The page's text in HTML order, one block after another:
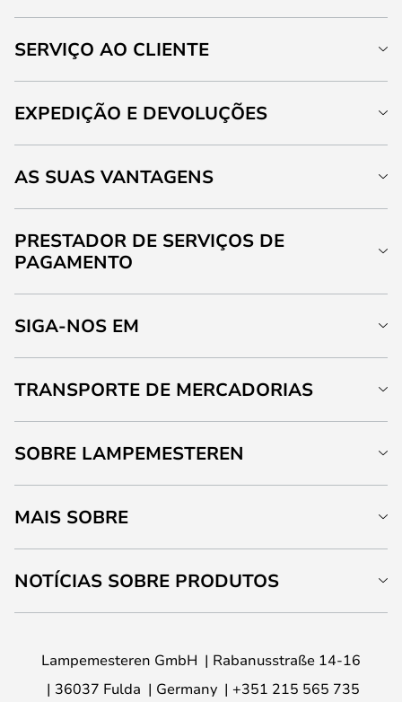
SERVIÇO AO CLIENTE
EXPEDIÇÃO E DEVOLUÇÕES
AS SUAS VANTAGENS
PRESTADOR DE SERVIÇOS DE
PAGAMENTO
SIGA-NOS EM
TRANSPORTE DE MERCADORIAS
SOBRE LAMPEMESTEREN
MAIS SOBRE
NOTÍCIAS SOBRE PRODUTOS
Lampemesteren GmbH
Rabanusstraße 14-16
36037 Fulda
Germany +351 215 565 735